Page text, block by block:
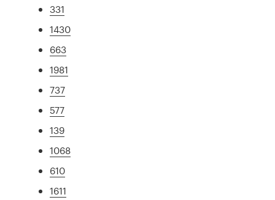
331
1430
663
1981
737
577
139
1068
610
1611